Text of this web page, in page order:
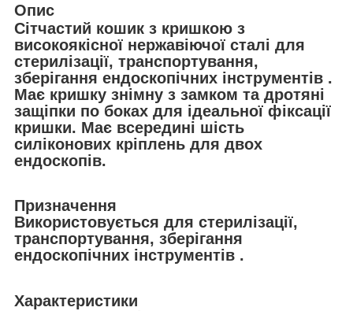
Опис
Сітчастий кошик з кришкою з
високоякісної нержавіючої сталі для
стерилізації, транспортування,
зберігання ендоскопічних інструментів .
Має кришку знімну з замком та дротяні
защіпки по боках для ідеальної фіксації
кришки. Має всередині шість
силіконових кріплень для двох
ендоскопів.
Призначення
Використовується для стерилізації,
транспортування, зберігання
ендоскопічних інструментів .
Характеристики